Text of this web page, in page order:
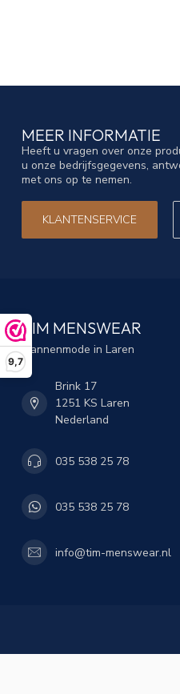
9,7
MEER INFORMATIE
Heeft u vragen over onze
u onze bedrijfsgegevens,
met ons op te nemen.
KLANTENSERVICE
TIM MENSWEAR
Mannenmode in Laren
Brink 17
1251 KS Laren
Nederland
035 538 25 78
035 538 25 78
info@tim-menswear.nl